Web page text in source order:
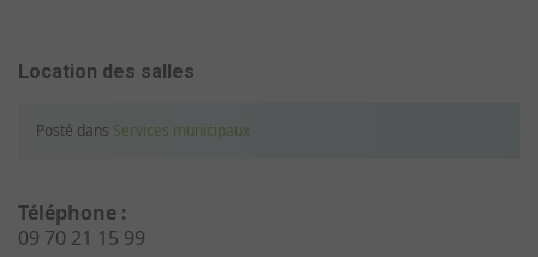
Location des salles
Posté dans Services municipaux
Téléphone :
09 70 21 15 99